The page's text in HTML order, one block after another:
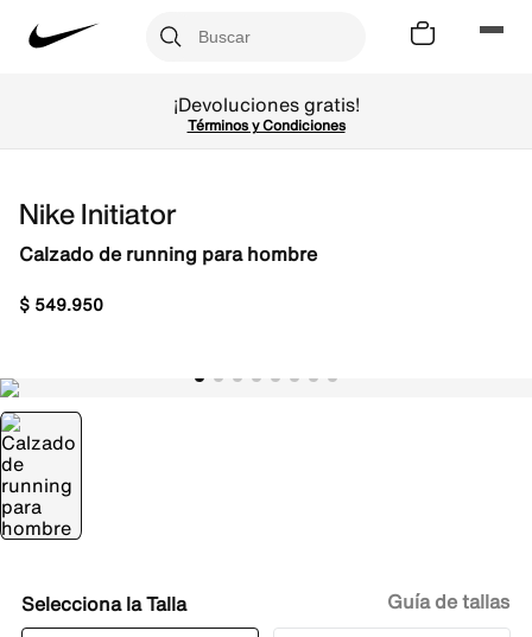
¡Devoluciones gratis!
Términos y Condiciones
Nike Initiator
Calzado de running para hombre
$ 549.950
Talla Guía de tallas